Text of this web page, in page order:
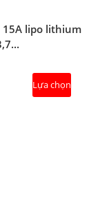
15A lipo lithium
Lựa chọn